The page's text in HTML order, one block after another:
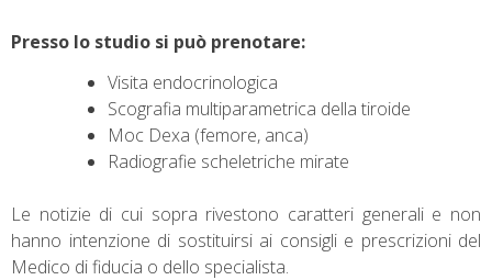
Presso lo studio si può prenotare:
Visita endocrinologica
Scografia multiparametrica della tiroide
Moc Dexa (femore, anca)
Radiografie scheletriche mirate
Le notizie di cui sopra rivestono caratteri generali e non
hanno intenzione di sostituirsi ai consigli e prescrizioni del
Medico di fiducia o dello specialista.